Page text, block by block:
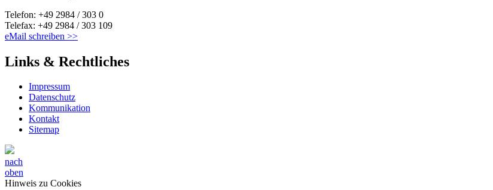
Telefon: +49 2984 / 303 0
Telefax: +49 2984 / 303 109
eMail schreiben >>
Links & Rechtliches
Impressum
Datenschutz
Kommunikation
Kontakt
Sitemap
nach
oben
Hinweis zu Cookies